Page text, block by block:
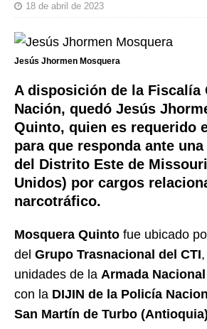
18 de abril de 2023
Jesús Jhormen Mosquera
A disposición de la Fiscalía
Nación, quedó Jesús
Quinto, quien es requerido
para que responda ante
del Distrito Este de
Unidos) por cargos
narcotráfico.
Mosquera Quinto fue ubicado
del Grupo Trasnacional del CTI
unidades de la Armada Nacional
con la DIJIN de la Policía
San Martín de Turbo (Antioquia)